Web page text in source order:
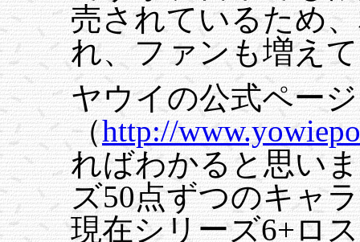
売されているため
れ、ファンも増え
ヤウイの公式ページ
（http://
ればわかると思い
ズ50点ずつのキャ
現在シリーズ6+ロ